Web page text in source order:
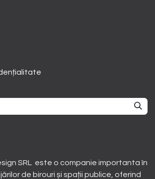
SRL este o companie importanta în
de birouri și spații publice, oferind